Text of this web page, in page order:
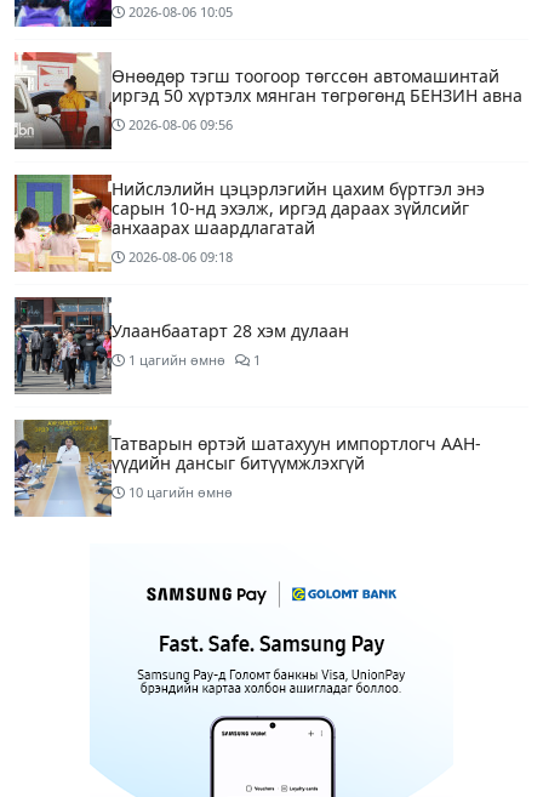
2026-08-06 10:05
Өнөөдөр тэгш тоогоор төгссөн автомашинтай
иргэд 50 хүртэлх мянган төгрөгөнд БЕНЗИН авна
2026-08-06 09:56
Нийслэлийн цэцэрлэгийн цахим бүртгэл энэ
сарын 10-нд эхэлж, иргэд дараах зүйлсийг
анхаарах шаардлагатай
2026-08-06 09:18
Улаанбаатарт 28 хэм дулаан
1 цагийн өмнө 1
Татварын өртэй шатахуун импортлогч ААН-
үүдийн дансыг битүүмжлэхгүй
10 цагийн өмнө
үүлтэй
Шатахууны хомсдолтой холбогдуулан онцын
шаардлагагүй бол Монгол Улсад аялахгүй байхыг
АНУ-ын ЭСЯ-наас зөвлөжээ